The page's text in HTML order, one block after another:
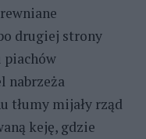
drugiej strony
piachów
nabrzeża
tłumy mijały rząd
keję, gdzie